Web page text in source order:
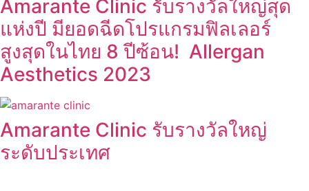
Amarante Clinic รับรางวัลใหญ่สุด
แห่งปี มียอดฉีดโปรแกรมฟิลเลอร์
สูงสุดในไทย 8 ปีซ้อน! Allergan
Aesthetics 2023
Amarante Clinic รับรางวัลใหญ่
ระดับประเทศ